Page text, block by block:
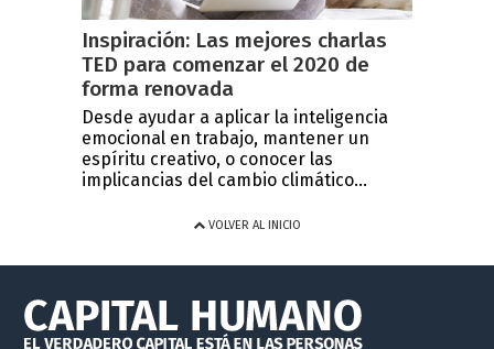
Inspiración: Las mejores charlas
TED para comenzar el 2020 de
forma renovada
Desde ayudar a aplicar la inteligencia
emocional en trabajo, mantener un
espíritu creativo, o conocer las
implicancias del cambio climático...
VOLVER AL INICIO